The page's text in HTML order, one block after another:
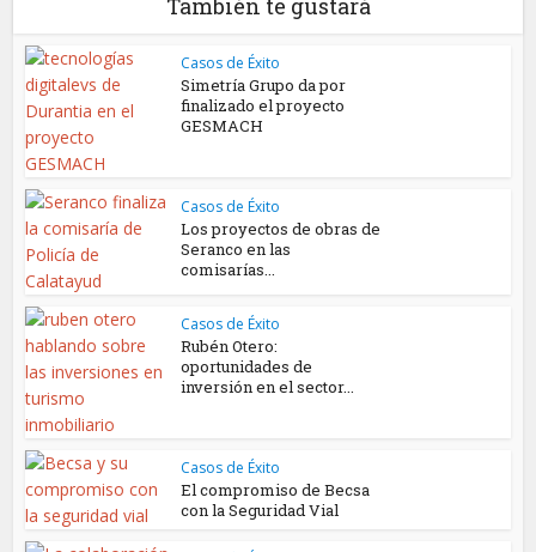
Casos de Éxito
Simetría Grupo da por
finalizado el proyecto
GESMACH
Casos de Éxito
Los proyectos de obras de
Seranco en las
comisarías...
Casos de Éxito
Rubén Otero:
oportunidades de
inversión en el sector...
Casos de Éxito
El compromiso de Becsa
con la Seguridad Vial